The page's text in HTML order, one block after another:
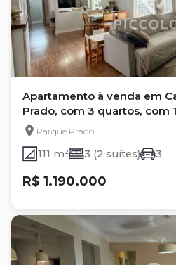
Apartamento à venda em
Prado, com 3 quartos, com
Caapuã
Parque Prado
111 m² 3 (2 suítes) 3
R$ 1.190.000